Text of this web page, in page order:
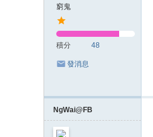
窮鬼
積分 48
發消息
NgWai@FB